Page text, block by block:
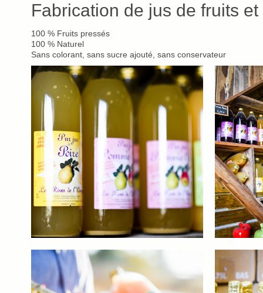
Fabrication de jus de fruits
100 % Fruits pressés
100 % Naturel
Sans colorant, sans sucre ajouté, sans conservateur